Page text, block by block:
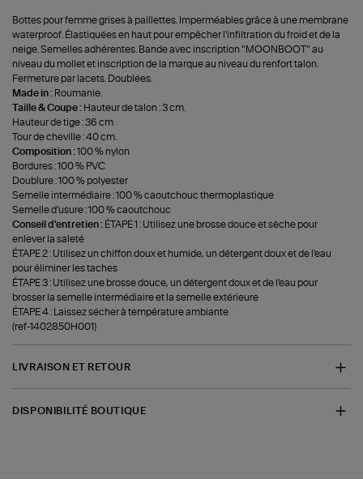
Bottes pour femme grises à paillettes. Imperméables grâce à une membrane
waterproof. Élastiquées en haut pour empêcher l'infiltration du froid et de la
neige. Semelles adhérentes. Bande avec inscription "MOONBOOT" au
niveau du mollet et inscription de la marque au niveau du renfort talon.
Fermeture par lacets. Doublées.
Made in : Roumanie.
Taille & Coupe : Hauteur de talon : 3 cm.
Hauteur de tige : 36 cm
Tour de cheville : 40 cm.
Composition :100 % nylon
Bordures : 100 % PVC
Doublure : 100 % polyester
Semelle intermédiaire : 100 % caoutchouc thermoplastique
Semelle d'usure : 100 % caoutchouc
Conseil d'entretien : ÉTAPE 1 : Utilisez une brosse douce et sèche pour
enlever la saleté
ÉTAPE 2 : Utilisez un chiffon doux et humide, un détergent doux et de l'eau
pour éliminer les taches
ÉTAPE 3 : Utilisez une brosse douce, un détergent doux et de l'eau pour
brosser la semelle intermédiaire et la semelle extérieure
ÉTAPE 4 : Laissez sécher à température ambiante
(ref-1402850H001)
LIVRAISON ET RETOUR
DISPONIBILITÉ BOUTIQUE